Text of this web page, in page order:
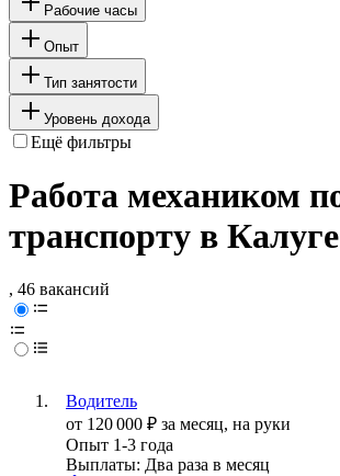
Рабочие часы
Опыт
Тип занятости
Уровень дохода
Ещё фильтры
Работа механиком
транспорту в Калуге
, 46 вакансий
Водитель
от 120 000 ₽ за месяц, на руки
Опыт 1-3 года
Выплаты: Два раза в месяц